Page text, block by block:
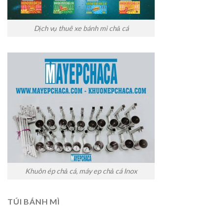
Dịch vụ thuê xe bánh mì chả cá
Khuôn ép chả cá, máy ep chả cá Inox
TÚI BÁNH MÌ